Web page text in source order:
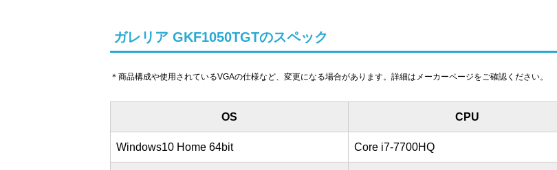
ガレリア GKF1050TGTのスペック
＊商品構成や使用されているVGAの仕様など、変更になる場合があります。詳細はメーカーページをご確認ください。
OS CPU
Windows10 Home 64bit Core i7-7700HQ